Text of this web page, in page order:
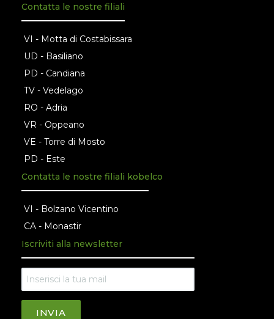
Contatta le nostre filiali
VI - Motta di Costabissara
UD - Basiliano
PD - Candiana
TV - Vedelago
RO - Adria
VR - Oppeano
VE - Torre di Mosto
PD - Este
Contatta le nostre filiali kobelco
VI - Bolzano Vicentino
CA - Monastir
Iscriviti alla newsletter
INVIA